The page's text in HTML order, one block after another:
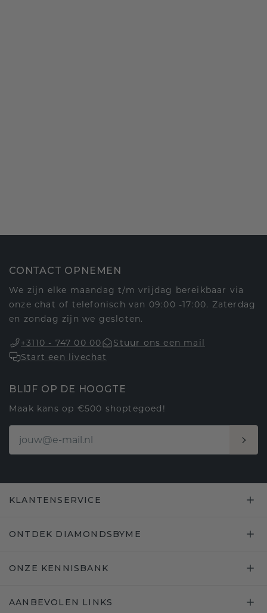
CONTACT OPNEMEN
We zijn elke maandag t/m vrijdag bereikbaar via
onze chat of telefonisch van 09:00 -17:00. Zaterdag
en zondag zijn we gesloten.
+3110 - 747 00 00
Stuur ons een mail
Start een livechat
BLIJF OP DE HOOGTE
Maak kans op €500 shoptegoed!
KLANTENSERVICE
ONTDEK DIAMONDSBYME
ONZE KENNISBANK
AANBEVOLEN LINKS